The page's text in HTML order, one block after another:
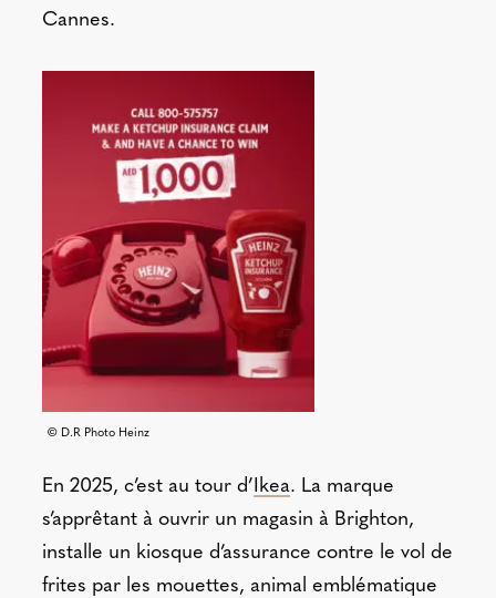
Cannes.
© D.R Photo Heinz
En 2025, c’est au tour d’Ikea. La marque
s’apprêtant à ouvrir un magasin à Brighton,
installe un kiosque d’assurance contre le vol de
frites par les mouettes, animal emblématique